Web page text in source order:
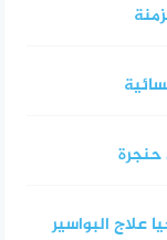
حنجرة
علاج البواسير